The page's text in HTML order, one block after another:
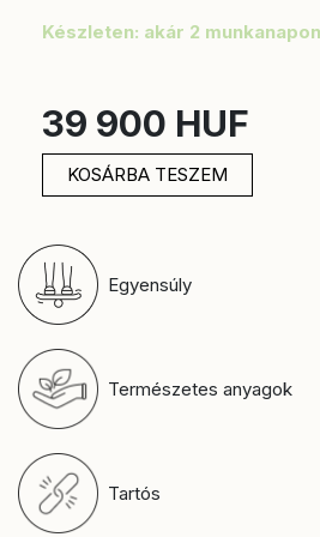
Készleten: akár 2
39 900 HUF
KOSÁRBA TESZEM
Egyensúly
Természetes anyagok
Tartós